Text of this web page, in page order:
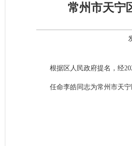
常州市天宁
根据区人民政府提名，经
任命李皓同志为常州市天宁